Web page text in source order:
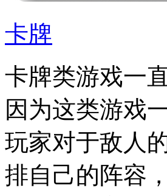
卡牌
卡牌类游戏一
因为这类游戏
玩家对于敌人
排自己的阵容